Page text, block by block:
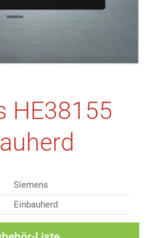
HE38155
Siemens
Einbauherd